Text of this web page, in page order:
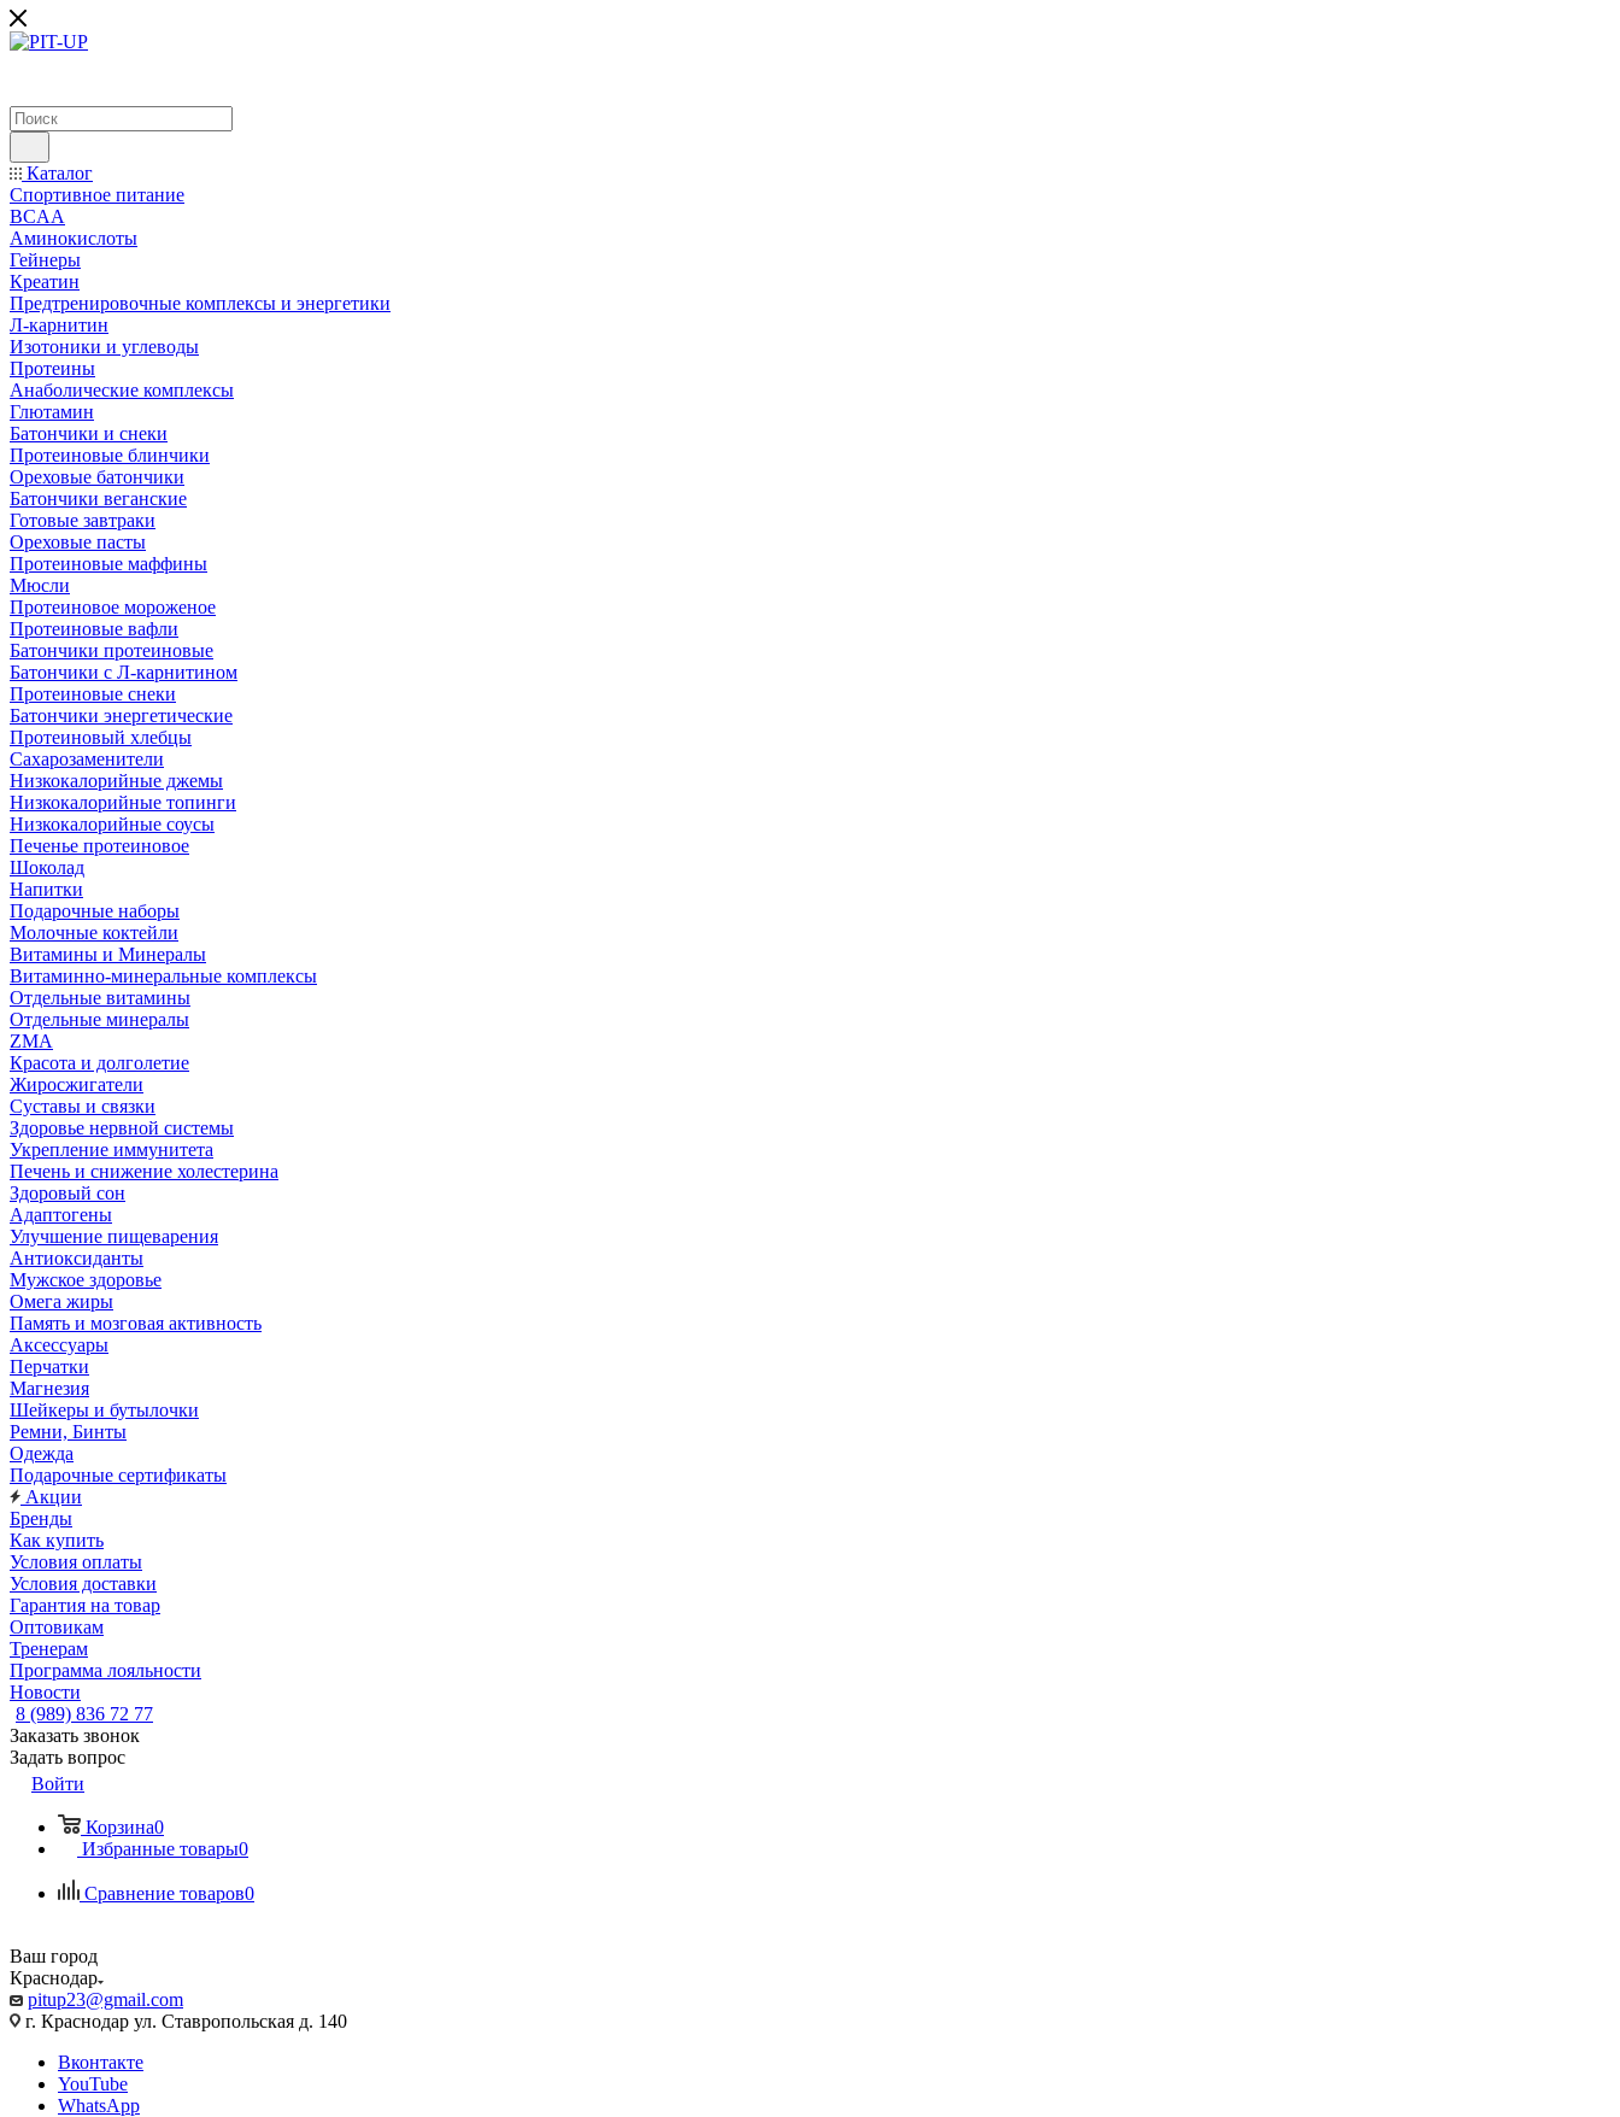
Каталог
Спортивное питание
BCAA
Аминокислоты
Гейнеры
Креатин
Предтренировочные комплексы и энергетики
Л-карнитин
Изотоники и углеводы
Протеины
Анаболические комплексы
Глютамин
Батончики и снеки
Протеиновые блинчики
Ореховые батончики
Батончики веганские
Готовые завтраки
Ореховые пасты
Протеиновые маффины
Мюсли
Протеиновое мороженое
Протеиновые вафли
Батончики протеиновые
Батончики с Л-карнитином
Протеиновые снеки
Батончики энергетические
Протеиновый хлебцы
Сахарозаменители
Низкокалорийные джемы
Низкокалорийные топинги
Низкокалорийные соусы
Печенье протеиновое
Шоколад
Напитки
Подарочные наборы
Молочные коктейли
Витамины и Минералы
Витаминно-минеральные комплексы
Отдельные витамины
Отдельные минералы
ZMA
Красота и долголетие
Жиросжигатели
Суставы и связки
Здоровье нервной системы
Укрепление иммунитета
Печень и снижение холестерина
Здоровый сон
Адаптогены
Улучшение пищеварения
Антиоксиданты
Мужское здоровье
Омега жиры
Память и мозговая активность
Аксессуары
Перчатки
Магнезия
Шейкеры и бутылочки
Ремни, Бинты
Одежда
Подарочные сертификаты
Акции
Бренды
Как купить
Условия оплаты
Условия доставки
Гарантия на товар
Оптовикам
Тренерам
Программа лояльности
Новости
8 (989) 836 72 77
Заказать звонок
Задать вопрос
Войти
Корзина0
Избранные товары0
Сравнение товаров0
Ваш город
Краснодар
pitup23@gmail.com
г. Краснодар ул. Ставропольская д. 140
Вконтакте
YouTube
WhatsApp